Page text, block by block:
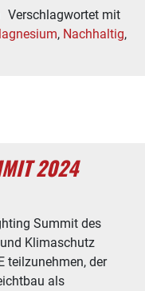
Verschlagwortet mit
, Nachhaltig,
2024
Summit des
Klimaschutz
teilzunehmen, der
als